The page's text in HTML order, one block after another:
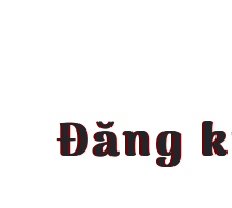
Đăng